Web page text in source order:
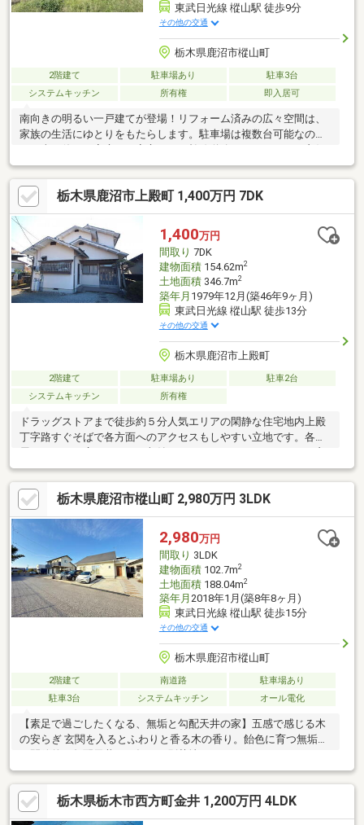
東武日光線 樅山駅 徒歩9分
その他の交通
栃木県鹿沼市樅山町
2階建て 駐車場あり
駐車3台
システムキッチン
所有権 即入居可
南向きの明るい一戸建てが登場！リフォーム済みの広々空間は、
家族の生活にゆとりをもたらします。駐車場は複数台可能なの
で、通勤やお出かけもスムーズ！近隣にはスーパーやコンビニ、
ディスカウントストアがあり、毎日の買い物も便利です。
栃木県鹿沼市上殿町 1,400万円 7DK
1,400万円
間取り 7DK
建物面積154.62m2
土地面積346.7m2
築年月 1979年12月(築46年9ヶ月)
東武日光線 樅山駅 徒歩13分
その他の交通
栃木県鹿沼市上殿町
2階建て 駐車場あり
駐車2台
システムキッチン
所有権
ドラッグストアまで徒歩約５分人気エリアの閑静な住宅地内上殿
丁字路すぐそばで各方面へのアクセスもしやすい立地です。各部
屋ゆとりある広さながら、収納スペースもしっかりあります！玄
関もゆとりがある設計になっているので自転車１台分停めること
が可能です♪室内きれいに使用されております。売主様自慢お庭も
とっても素敵です！ぜひ一度、ご自身の目でお確かめください！
屋根には一部銅板を使用しております。リフォームについてのご
相談も受け付けておりますのでお気軽にお問い合わせください
栃木県鹿沼市樅山町 2,980万円 3LDK
2,980万円
間取り 3LDK
建物面積102.7m2
土地面積188.04m2
築年月 2018年1月(築8年8ヶ月)
東武日光線 樅山駅 徒歩15分
その他の交通
栃木県鹿沼市樅山町
2階建て 南道路
駐車場あり
駐車3台
システムキッチン オール電化
【素足で過ごしたくなる、無垢と勾配天井の家】五感で感じる木
の安らぎ 玄関を入るとふわりと香る木の香り。飴色に育つ無垢床
に変えてくれます。自由自在な「2階ホール」 リビングと緩やか
につながる広々としたホールは、テレワークやスタディコーナ
ー、雨の日の室内干しにと大活躍。ライフスタイルに合わせて使
い方をアレンジできます。家族をつなぐ心地よい距離感 「気配は
栃木県栃木市西方町金井 1,200万円 4LDK